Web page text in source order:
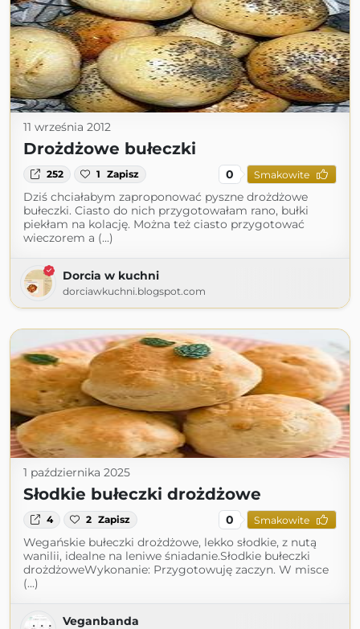
11 września 2012
Drożdżowe bułeczki
252 1 Zapisz 0 Smakowite
Dziś chciałabym zaproponować pyszne drożdżowe
bułeczki. Ciasto do nich przygotowałam rano, bułki
piekłam na kolację. Można też ciasto przygotować
wieczorem a (...)
Dorcia w kuchni
dorciawkuchni.blogspot.com
1 października 2025
Słodkie bułeczki drożdżowe
4 2 Zapisz 0 Smakowite
Wegańskie bułeczki drożdżowe, lekko słodkie, z nutą
wanilii, idealne na leniwe śniadanie.Słodkie bułeczki
drożdżoweWykonanie: Przygotowuję zaczyn. W misce
(...)
Veganbanda